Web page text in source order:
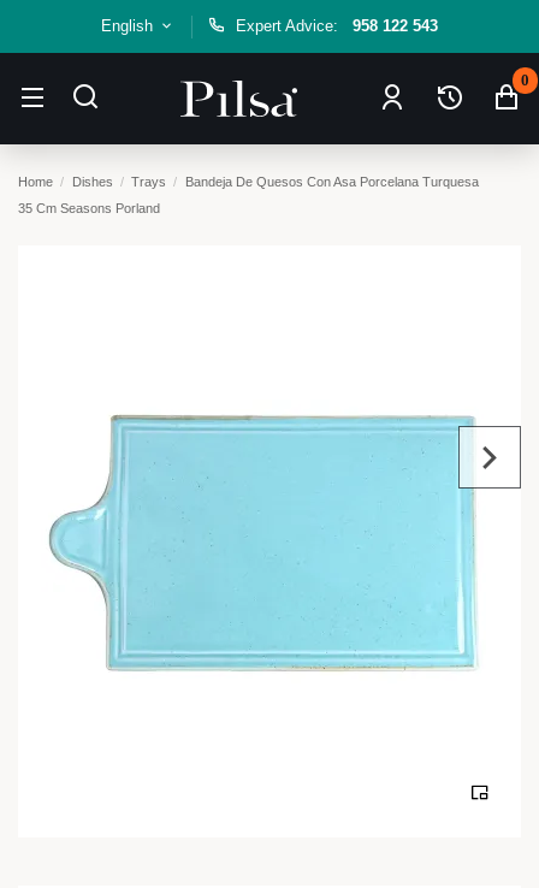
English Expert Advice: 958 122 543
0
Home Dishes Trays
Bandeja De Quesos Con Asa Porcelana Turquesa
35 Cm Seasons Porland